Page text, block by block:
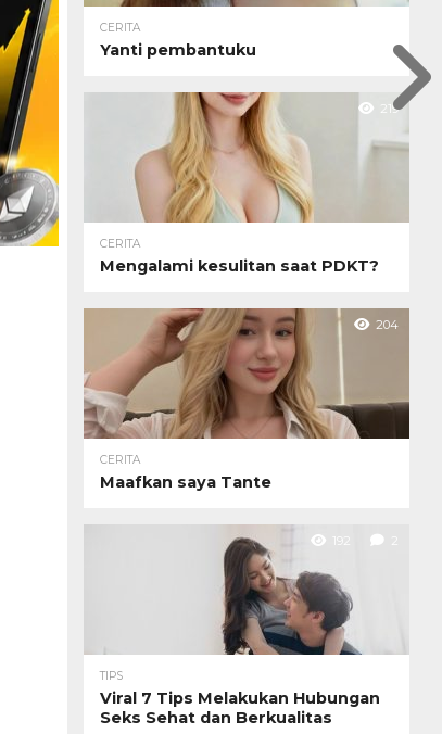
CERITA
Yanti pembantuku
219
CERITA
Mengalami kesulitan saat PDKT?
204
CERITA
Maafkan saya Tante
192 2
TIPS
Viral 7 Tips Melakukan Hubungan
Seks Sehat dan Berkualitas